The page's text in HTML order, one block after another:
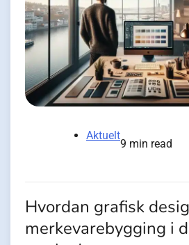
Aktuelt
9 min read
Hvordan grafisk
merkevarebygging i